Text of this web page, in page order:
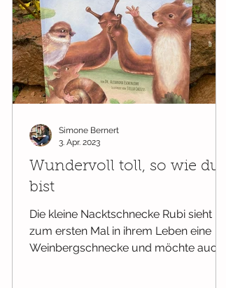
Wundervoll toll, so wie du
bist
Die kleine Nacktschnecke Rubi sieht
zum ersten Mal in ihrem Leben eine
Weinbergschnecke und möchte auch
Simone Bernert
3. Apr. 2023